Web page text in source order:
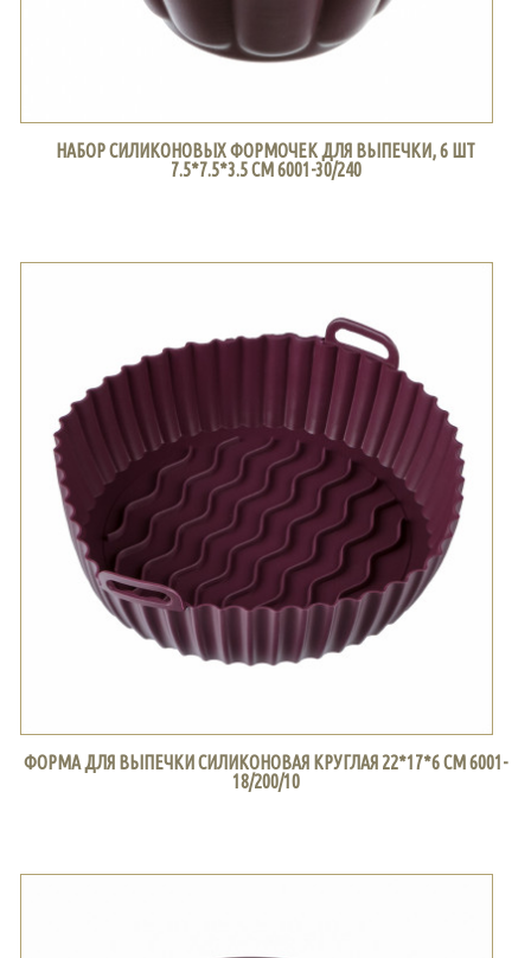
НАБОР СИЛИКОНОВЫХ ФОРМОЧЕК ДЛЯ ВЫПЕЧКИ, 6 ШТ
7.5*7.5*3.5 СМ 6001-30/240
ФОРМА ДЛЯ ВЫПЕЧКИ СИЛИКОНОВАЯ КРУГЛАЯ 22*17*6 СМ 6001-
18/200/10